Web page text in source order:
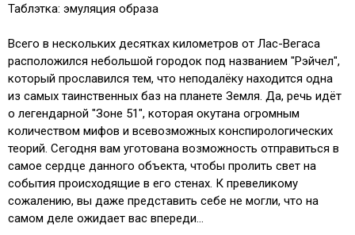
Таблэтка: эмуляция образа
Всего в нескольких десятках километров от Лас-Вегаса
расположился небольшой городок под названием "Рэйчел",
который прославился тем, что неподалёку находится одна
из самых таинственных баз на планете Земля. Да, речь идёт
о легендарной "Зоне 51", которая окутана огромным
количеством мифов и всевозможных конспирологических
теорий. Сегодня вам уготована возможность отправиться в
самое сердце данного объекта, чтобы пролить свет на
события происходящие в его стенах. К превеликому
сожалению, вы даже представить себе не могли, что на
самом деле ожидает вас впереди...